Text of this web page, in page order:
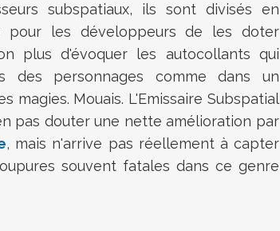
subspatiaux, ils sont divisés en
pour les développeurs de les doter
plus d'évoquer les autocollants qui
des personnages comme dans un
Mouais. L'Emissaire Subspatial
pas douter une nette amélioration par
, mais n'arrive pas réellement à capter
souvent fatales dans ce genre